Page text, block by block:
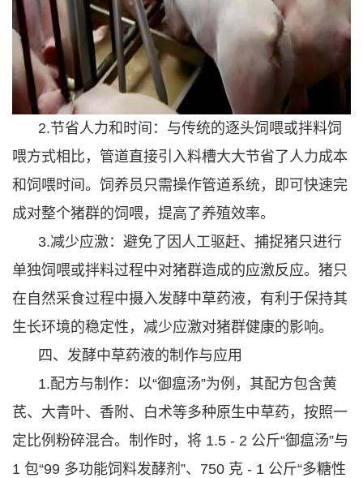
2.节省人力和时间：与传统的逐头饲喂或拌料饲
喂方式相比，管道直接引入料槽大大节省了人力成本
和饲喂时间。饲养员只需操作管道系统，即可快速完
成对整个猪群的饲喂，提高了养殖效率。
3.减少应激：避免了因人工驱赶、捕捉猪只进行
单独饲喂或拌料过程中对猪群造成的应激反应。猪只
在自然采食过程中摄入发酵中草药液，有利于保持其
生长环境的稳定性，减少应激对猪群健康的影响。
四、发酵中草药液的制作与应用
1.配方与制作：以“御瘟汤”为例，其配方包含黄
芪、大青叶、香附、白术等多种原生中草药，按照一
定比例粉碎混合。制作时，将 1.5 - 2 公斤“御瘟汤”与
1 包“99 多功能饲料发酵剂”、750 克 - 1 公斤“多糖性